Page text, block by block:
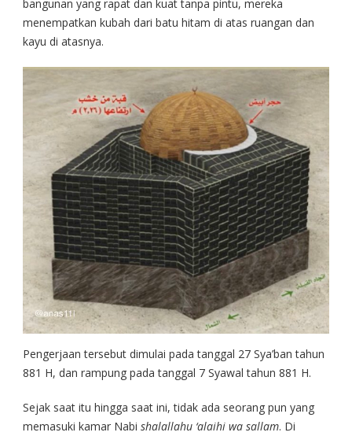
bangunan yang rapat dan kuat tanpa pintu, mereka
menempatkan kubah dari batu hitam di atas ruangan dan
kayu di atasnya.
Pengerjaan tersebut dimulai pada tanggal 27 Sya’ban tahun
881 H, dan rampung pada tanggal 7 Syawal tahun 881 H.
Sejak saat itu hingga saat ini, tidak ada seorang pun yang
memasuki kamar Nabi shalallahu ‘alaihi wa sallam. Di